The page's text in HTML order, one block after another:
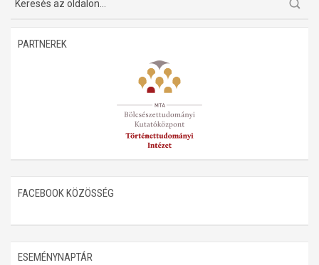
PARTNEREK
FACEBOOK KÖZÖSSÉG
ESEMÉNYNAPTÁR